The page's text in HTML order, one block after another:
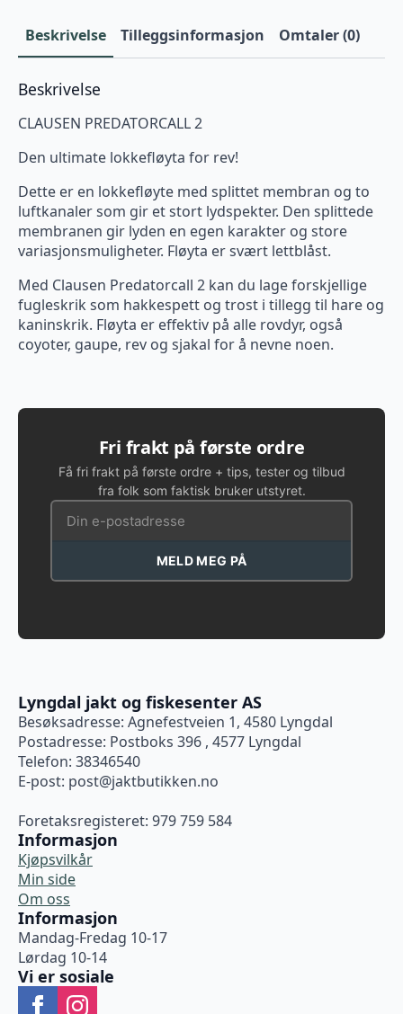
Beskrivelse Tilleggsinformasjon Omtaler (0)
Beskrivelse
CLAUSEN PREDATORCALL 2
Den ultimate lokkefløyta for rev!
Dette er en lokkefløyte med splittet membran og to
luftkanaler som gir et stort lydspekter. Den splittede
membranen gir lyden en egen karakter og store
variasjonsmuligheter. Fløyta er svært lettblåst.
Med Clausen Predatorcall 2 kan du lage forskjellige
fugleskrik som hakkespett og trost i tillegg til hare og
kaninskrik. Fløyta er effektiv på alle rovdyr, også
coyoter, gaupe, rev og sjakal for å nevne noen.
Fri frakt på første ordre
Få fri frakt på første ordre + tips, tester og tilbud
fra folk som faktisk bruker utstyret.
MELD MEG PÅ
Lyngdal jakt og fiskesenter AS
Besøksadresse: Agnefestveien 1, 4580 Lyngdal
Postadresse: Postboks 396 , 4577 Lyngdal
Telefon: 38346540
E-post: post@jaktbutikken.no
Foretaksregisteret: 979 759 584
Informasjon
Kjøpsvilkår
Min side
Om oss
Informasjon
Mandag-Fredag 10-17
Lørdag 10-14
Vi er sosiale